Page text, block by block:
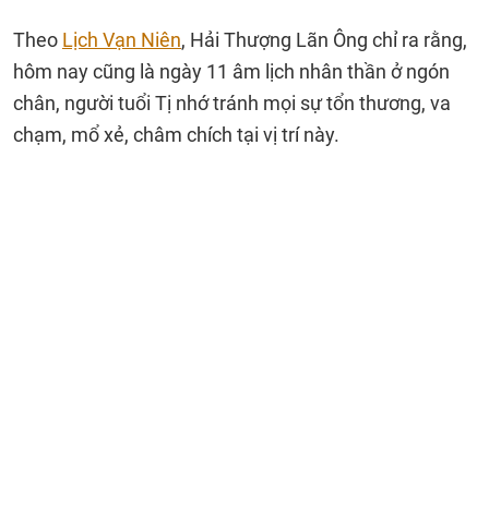
Theo Lịch Vạn Niên, Hải Thượng Lãn Ông chỉ ra rằng,
hôm nay cũng là ngày 11 âm lịch nhân thần ở ngón
chân, người tuổi Tị nhớ tránh mọi sự tổn thương, va
chạm, mổ xẻ, châm chích tại vị trí này.